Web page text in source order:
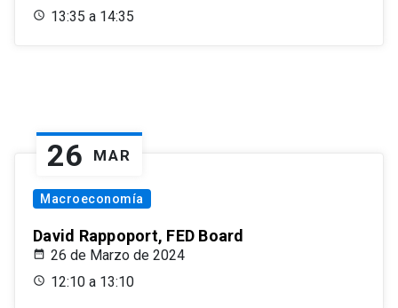
13:35 a 14:35
26 MAR
Macroeconomía
David Rappoport, FED Board
26 de Marzo de 2024
12:10 a 13:10